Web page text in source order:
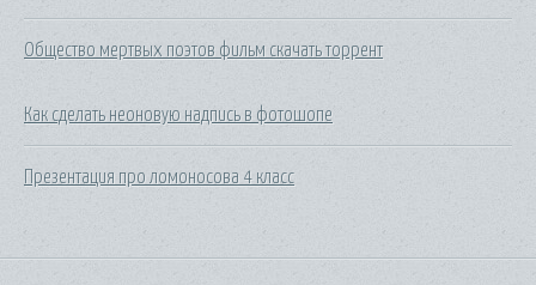
Общество мертвых поэтов фильм скачать торрент
Как сделать неоновую надпись в фотошопе
Презентация про ломоносова 4 класс